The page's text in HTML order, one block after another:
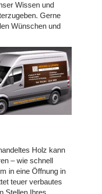
Wissen und
Gerne
Wünschen und
Holz kann
– wie schnell
in eine Öffnung in
teuer verbautes
Stellen Ihres